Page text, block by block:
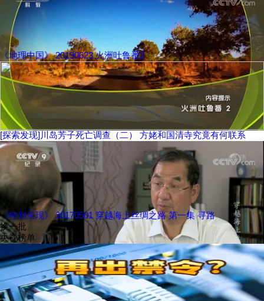
《地理中国》 20190623 火洲吐鲁番2
[探索发现]川岛芳子死亡调查（二） 方姥和国清寺究竟有何联系
《特别呈现》 20170501 穿越海上丝绸之路 第一集 寻路
换一批
央视榜单